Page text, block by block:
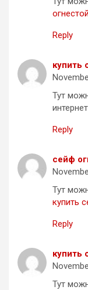
Reply
купить
Тут
Reply
сейф
Тут
купить
Reply
купить
Тут